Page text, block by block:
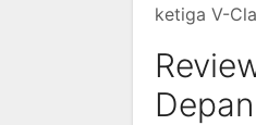
ketiga V-
Depan